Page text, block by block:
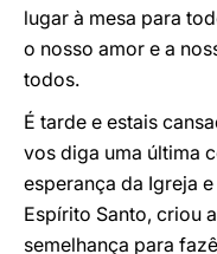
lugar à mesa para
o nosso amor e a
todos.
É tarde e estais
vos diga uma última
esperança da Igreja
Espírito Santo, criou
semelhança para